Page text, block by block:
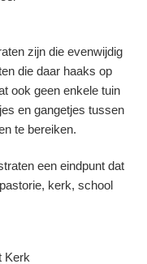
zijn die evenwijdig
die daar haaks op
ook geen enkele tuin
en gangetjes tussen
te bereiken.
een eindpunt dat
kerk, school